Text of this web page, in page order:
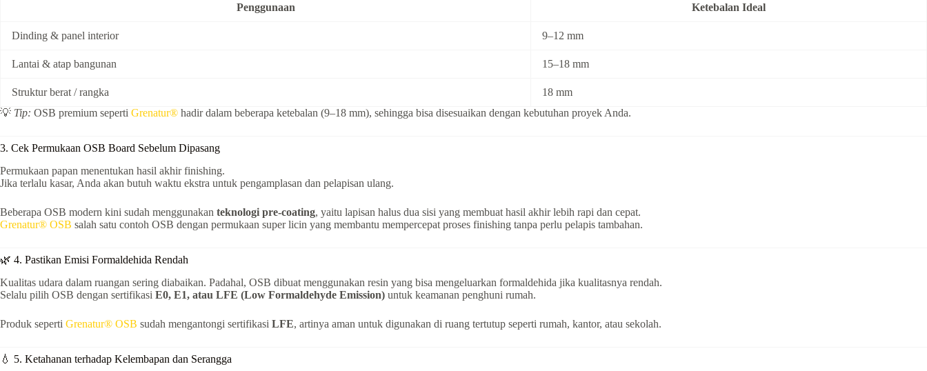
Penggunaan Ketebalan Ideal
Dinding & panel interior 9–12 mm
Lantai & atap bangunan 15–18 mm
Struktur berat / rangka
18 mm
💡 Tip: OSB premium seperti Grenatur® hadir dalam beberapa ketebalan (9–18 mm), sehingga bisa disesuaikan dengan kebutuhan proyek Anda.
3. Cek Permukaan OSB Board Sebelum Dipasang
Permukaan papan menentukan hasil akhir finishing.
Jika terlalu kasar, Anda akan butuh waktu ekstra untuk pengamplasan dan pelapisan ulang.
Beberapa OSB modern kini sudah menggunakan teknologi pre-coating, yaitu lapisan halus dua sisi yang membuat hasil akhir lebih rapi dan cepat.
Grenatur® OSB salah satu contoh OSB dengan permukaan super licin yang membantu mempercepat proses finishing tanpa perlu pelapis tambahan.
🌿 4. Pastikan Emisi Formaldehida Rendah
Kualitas udara dalam ruangan sering diabaikan. Padahal, OSB dibuat menggunakan resin yang bisa mengeluarkan formaldehida jika kualitasnya rendah.
Selalu pilih OSB dengan sertifikasi E0, E1, atau LFE (Low Formaldehyde Emission) untuk keamanan penghuni rumah.
Produk seperti Grenatur® OSB sudah mengantongi sertifikasi LFE, artinya aman untuk digunakan di ruang tertutup seperti rumah, kantor, atau sekolah.
💧 5. Ketahanan terhadap Kelembapan dan Serangga